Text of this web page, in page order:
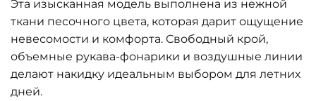
Эта изысканная модель выполнена из нежной
ткани песочного цвета, которая дарит ощущение
невесомости и комфорта. Свободный крой,
объемные рукава-фонарики и воздушные линии
делают накидку идеальным выбором для летних
дней.